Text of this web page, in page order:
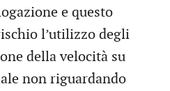
e questo
l’utilizzo degli
della velocità su
non riguardando